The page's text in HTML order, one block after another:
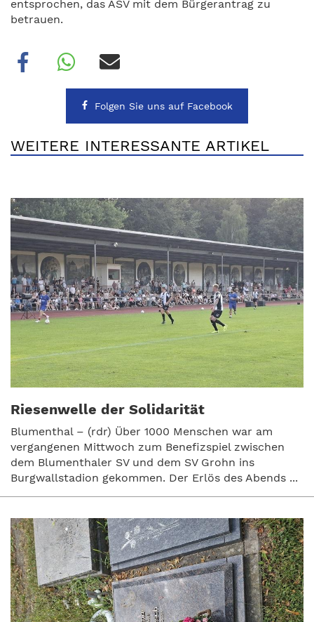
entsprochen, das ASV mit dem Bürgerantrag zu
betrauen.
Folgen Sie uns auf Facebook
WEITERE INTERESSANTE ARTIKEL
Riesenwelle der Solidarität
Blumenthal – (rdr) Über 1000 Menschen war am
vergangenen Mittwoch zum Benefizspiel zwischen
dem Blumenthaler SV und dem SV Grohn ins
Burgwallstadion gekommen. Der Erlös des Abends ...